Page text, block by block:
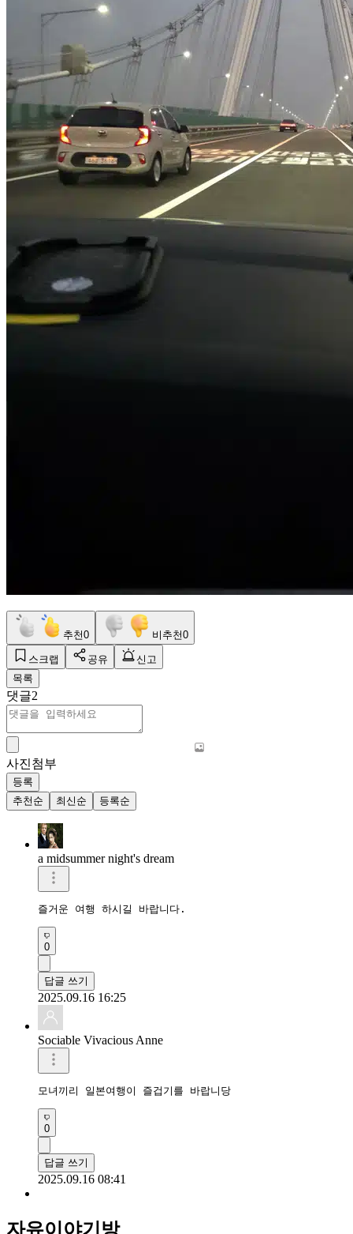
추천0 비추천0
스크랩 공유
신고
목록
댓글2
사진첨부
등록
추천순
최신순 등록순
a midsummer night's dream
즐거운 여행 하시길 바랍니다.
0
답글 쓰기
2025.09.16 16:25
Sociable Vivacious Anne
모녀끼리 일본여행이 즐겁기를 바랍니당
0
답글 쓰기
2025.09.16 08:41
자유이야기방